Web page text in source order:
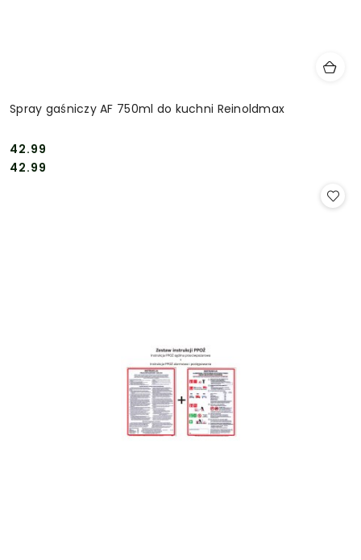
Spray gaśniczy AF 750ml do kuchni Reinoldmax
Cena:
42.99
Cena:
42.99